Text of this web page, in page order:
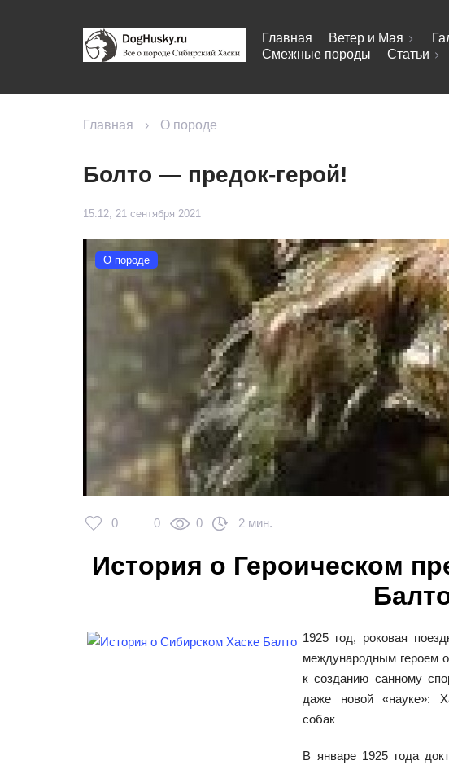
Главная Ветер и Мая
Смежные породы
Статьи
Главная › О породе
Болто — предок-герой!
15:12, 21 сентября 2021
О породе
0 0 0 2 мин.
История о Героическом
1925 год, роковая
международным героем
к созданию санному
даже новой «науке»:
собак
В январе 1925 года